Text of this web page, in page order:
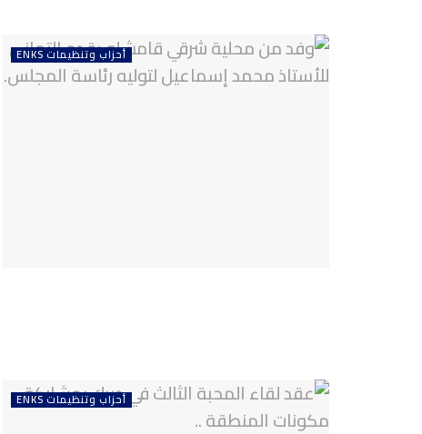
أحزاب وتنظيمات ENKS
أحزاب وتنظيمات ENKS